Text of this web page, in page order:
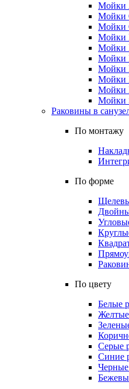
Мойки
Мойки
Мойки
Мойки
Мойки
Мойки
Мойки
Мойки
Мойки
Мойки
Раковины в
По монтажу
По форме
По цвету
Белые
Серые
Синие